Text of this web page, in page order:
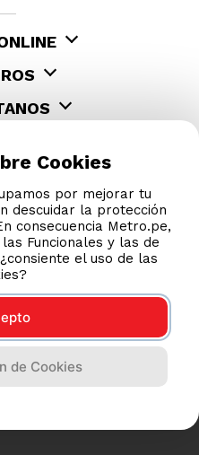
transacciones
Cookies
por mejorar tu
descuidar la protección
consecuencia Metro.pe,
Funcionales y las de
el uso de las
de Cookies